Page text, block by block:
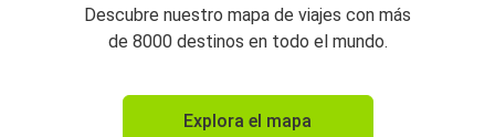
Descubre nuestro mapa de viajes con más
de 8000 destinos en todo el mundo.
Explora el mapa